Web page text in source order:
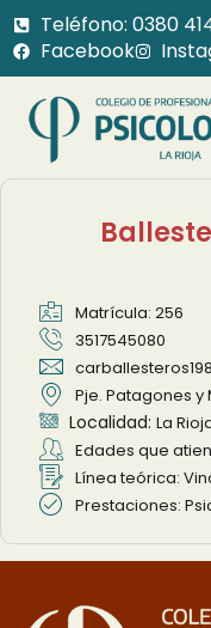
Teléfono: 0380
Facebook
Matrícula: 256
3517545080
Pje. Patagones y
Localidad:La
Edades que
Línea teórica:
Prestaciones: